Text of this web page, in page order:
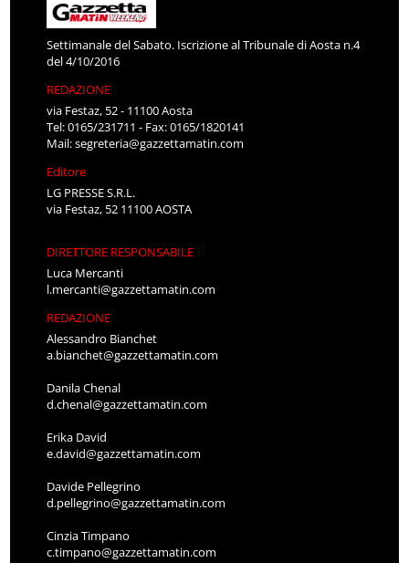
Settimanale del Sabato. Iscrizione al Tribunale di Aosta n.4
del 4/10/2016
REDAZIONE
via Festaz, 52 - 11100 Aosta
Tel: 0165/231711 - Fax: 0165/1820141
Mail:segreteria@gazzettamatin.com
Editore
LG PRESSE S.R.L.
via Festaz, 52 11100 AOSTA
DIRETTORE RESPONSABILE
Luca Mercanti
l.mercanti@gazzettamatin.com
REDAZIONE
Alessandro Bianchet
a.bianchet@gazzettamatin.com
Danila Chenal
d.chenal@gazzettamatin.com
Erika David
e.david@gazzettamatin.com
Davide Pellegrino
d.pellegrino@gazzettamatin.com
Cinzia Timpano
c.timpano@gazzettamatin.com